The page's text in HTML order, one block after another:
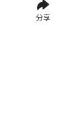
分享